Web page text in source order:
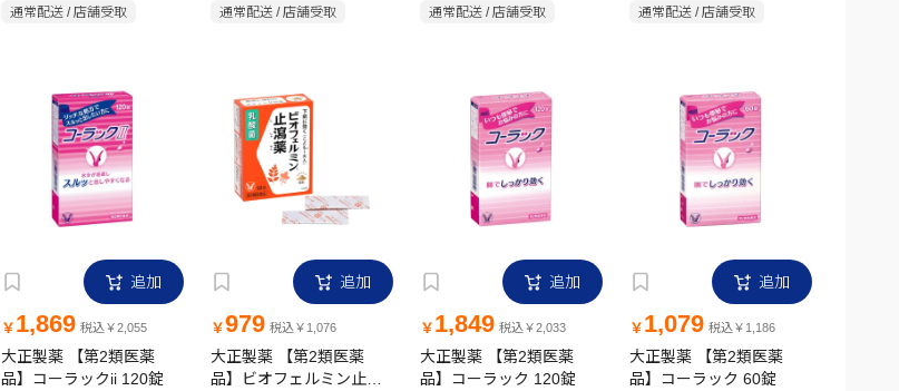
通常配送 / 店舗受取 通常配送 / 店舗受取 通常配送 / 店舗受取 通常配送 / 店舗受取
追加
￥ 1,869 税込￥2,055
大正製薬 【第2類医薬
品】コーラックii 120錠
追加
￥979 税込￥1,076
大正製薬 【第2類医薬
品】ビオフェルミン止瀉
追加
￥ 1,849 税込￥2,033
大正製薬 【第2類医薬
品】コーラック 120錠
追加
￥ 1,079 税込￥1,186
大正製薬 【第2類医薬
品】コーラック 60錠